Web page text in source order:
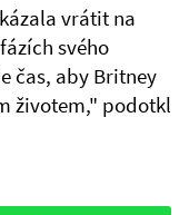
vrátit na
svého
čas, aby Britney
životem," podotkl